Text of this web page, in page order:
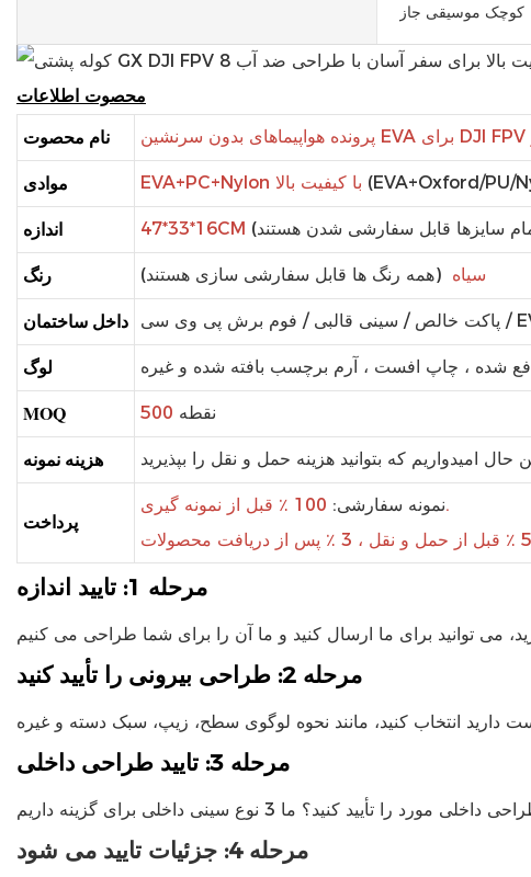
کوچک موسیقی جاز
محصوت اطلاعات
نام محصوت
موادی
اندازه 47*33*16CM
رنگ سیاه (همه رنگ ها قابل سفارشی سازی هستند)
داخل ساختمان
لوگ دفع شده ، چاپ افست ، آرم برچسب بافته شده و غیره
MOQ 500 نقطه
هزینه نمونه
پرداخت
نمونه سفارشی:100 ٪ قبل از نمونه گیری.
مرحله 1: تایید اندازه
مرحله 2: طراحی بیرونی را تأیید کنید
مرحله 3: تایید طراحی داخلی
مرحله 4: جزئیات تایید می شود